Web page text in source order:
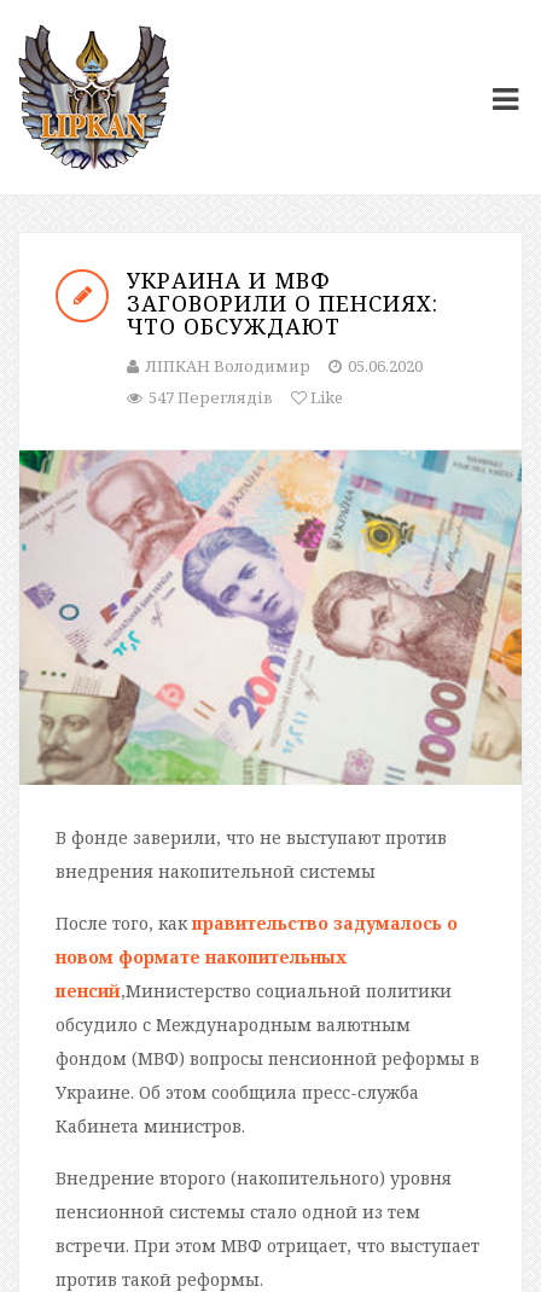
УКРАИНА И МВФ
ЗАГОВОРИЛИ О ПЕНСИЯХ:
ЧТО ОБСУЖДАЮТ
ЛІПКАН Володимир
05.06.2020
547 Переглядів
Like
В фонде заверили, что не выступают против
внедрения накопительной системы
После того, какправительство задумалось о
новом формате накопительных
пенсий,Министерство социальной политики
обсудило с Международным валютным
фондом (МВФ) вопросы пенсионной реформы в
Украине. Об этом сообщила пресс-служба
Кабинета министров.
Внедрение второго (накопительного) уровня
пенсионной системы стало одной из тем
встречи. При этом МВФ отрицает, что выступает
против такой реформы.